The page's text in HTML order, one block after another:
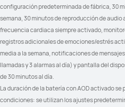
Trail Run (tendencia de altitud)
Trail Run (distancia estimada hasta
el punto de control)
Ciclismo de potencia virtual
Ciclismo FTP: Cálculo automático
configuración predeterminada de fábrica, 30
semana, 30 minutos de reproducción de audio
frecuencia cardiaca siempre activado,
registros adicionales de emociones/estrés
media a la semana, notificaciones de
llamadas y 3 alarmas al día) y pantalla del
de 30 minutos al día.
La duración de la batería con AOD activado se
condiciones: se utilizan los ajustes